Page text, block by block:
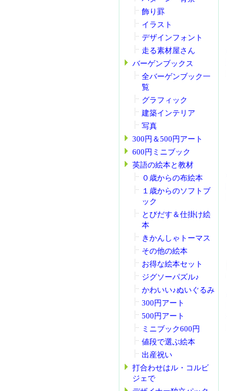
飾り罫
イラスト
デザインフォント
走る素材屋さん
バーゲンブックス
全バーゲンブック一
覧
グラフィック
建築インテリア
写真
300円＆500円アート
600円ミニブック
英語の絵本と教材
０歳からの布絵本
１歳からのソフトブ
ック
とびだす＆仕掛け絵
本
きかんしゃトーマス
その他の絵本
お得な絵本セット
ジグソーパズル♪
かわいい♪ぬいぐるみ
300円アート
500円アート
ミニブック600円
値段で選ぶ絵本
出産祝い
打合わせはル・コルビ
ジェで